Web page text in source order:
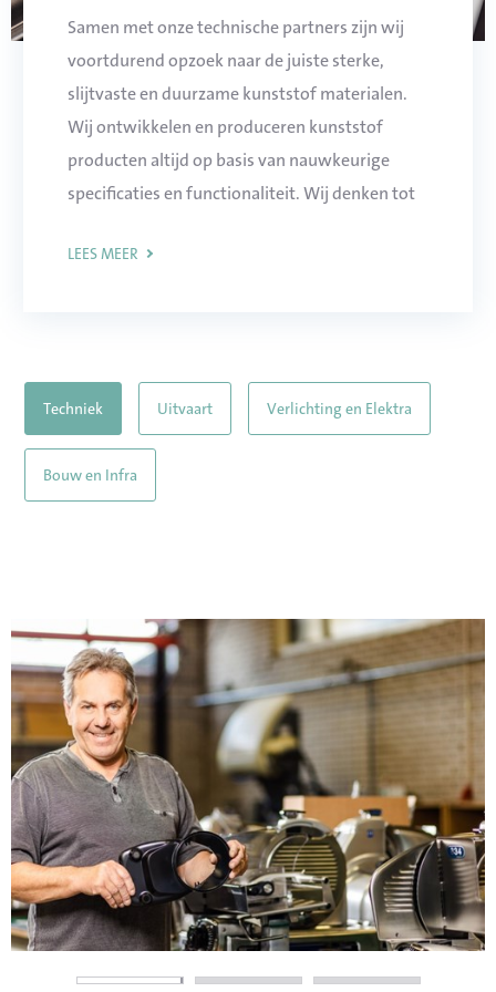
Samen met onze technische partners zijn wij
voortdurend opzoek naar de juiste sterke,
slijtvaste en duurzame kunststof materialen.
Wij ontwikkelen en produceren kunststof
producten altijd op basis van nauwkeurige
specificaties en functionaliteit. Wij denken tot
extra functionaliteiten of kostenbasparingen
LEES MEER
Techniek Uitvaart Verlichting en Elektra
Bouw en Infra